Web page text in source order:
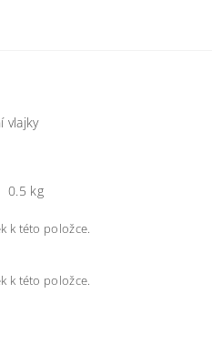
vlajky
0.5 kg
k této položce.
k této položce.